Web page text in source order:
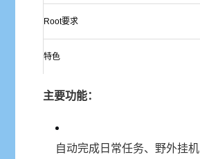
Root要求
特色
主要功能：
自动完成日常任务、野外挂机